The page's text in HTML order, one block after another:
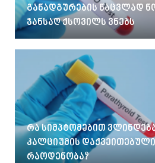
განადგურების ნაცვლად
ჯანსაღ ქსოვილს ვნებს
რა სიმპტომებით
კალციუმის
რაოდენობა?